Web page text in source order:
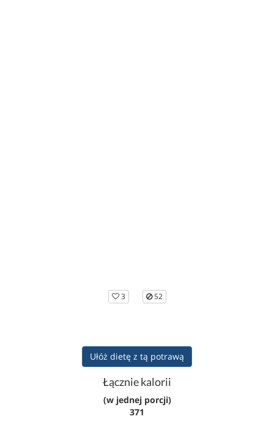
3 52
Ułóż dietę z tą potrawą
Łącznie kalorii
(w jednej porcji)
371